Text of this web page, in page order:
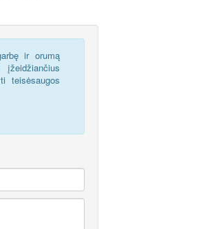
ir orumą
įžeidžiančius
teisėsaugos